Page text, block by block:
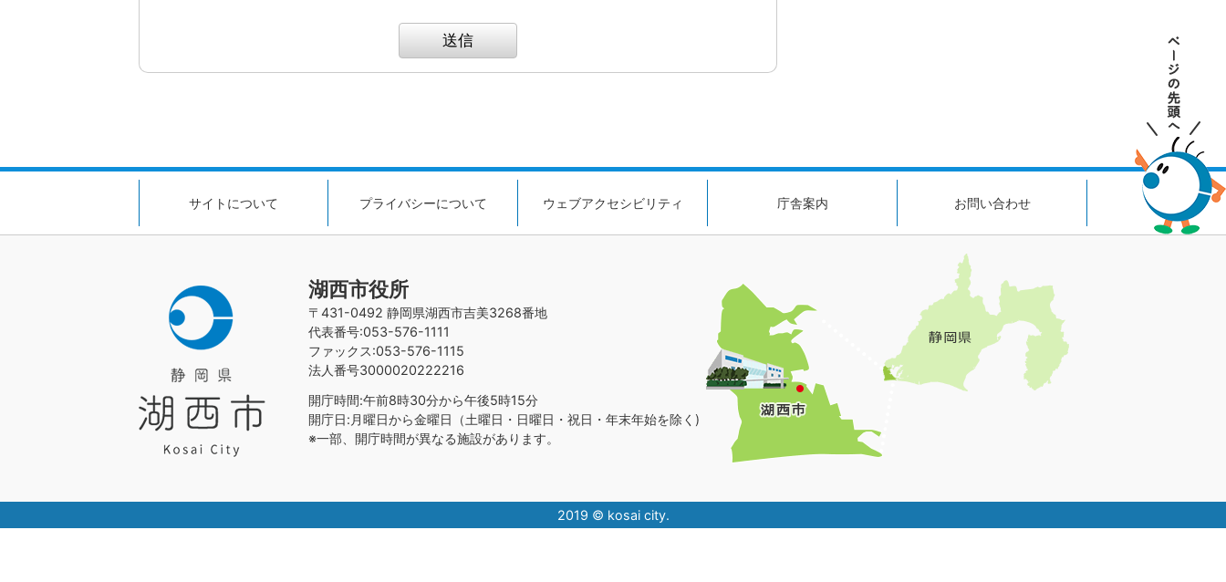
サイトについて プライバシーについて ウェブアクセシビリティ 庁舎案内 お問い合わせ
湖西市役所
〒431-0492 静岡県湖西市吉美3268番地
代表番号:053-576-1111
ファックス:053-576-1115
法人番号3000020222216
開庁時間:午前8時30分から午後5時15分
開庁日:月曜日から金曜日（土曜日・日曜日・祝日・年末年始を除く)
※一部、開庁時間が異なる施設があります。
2019 © kosai city.